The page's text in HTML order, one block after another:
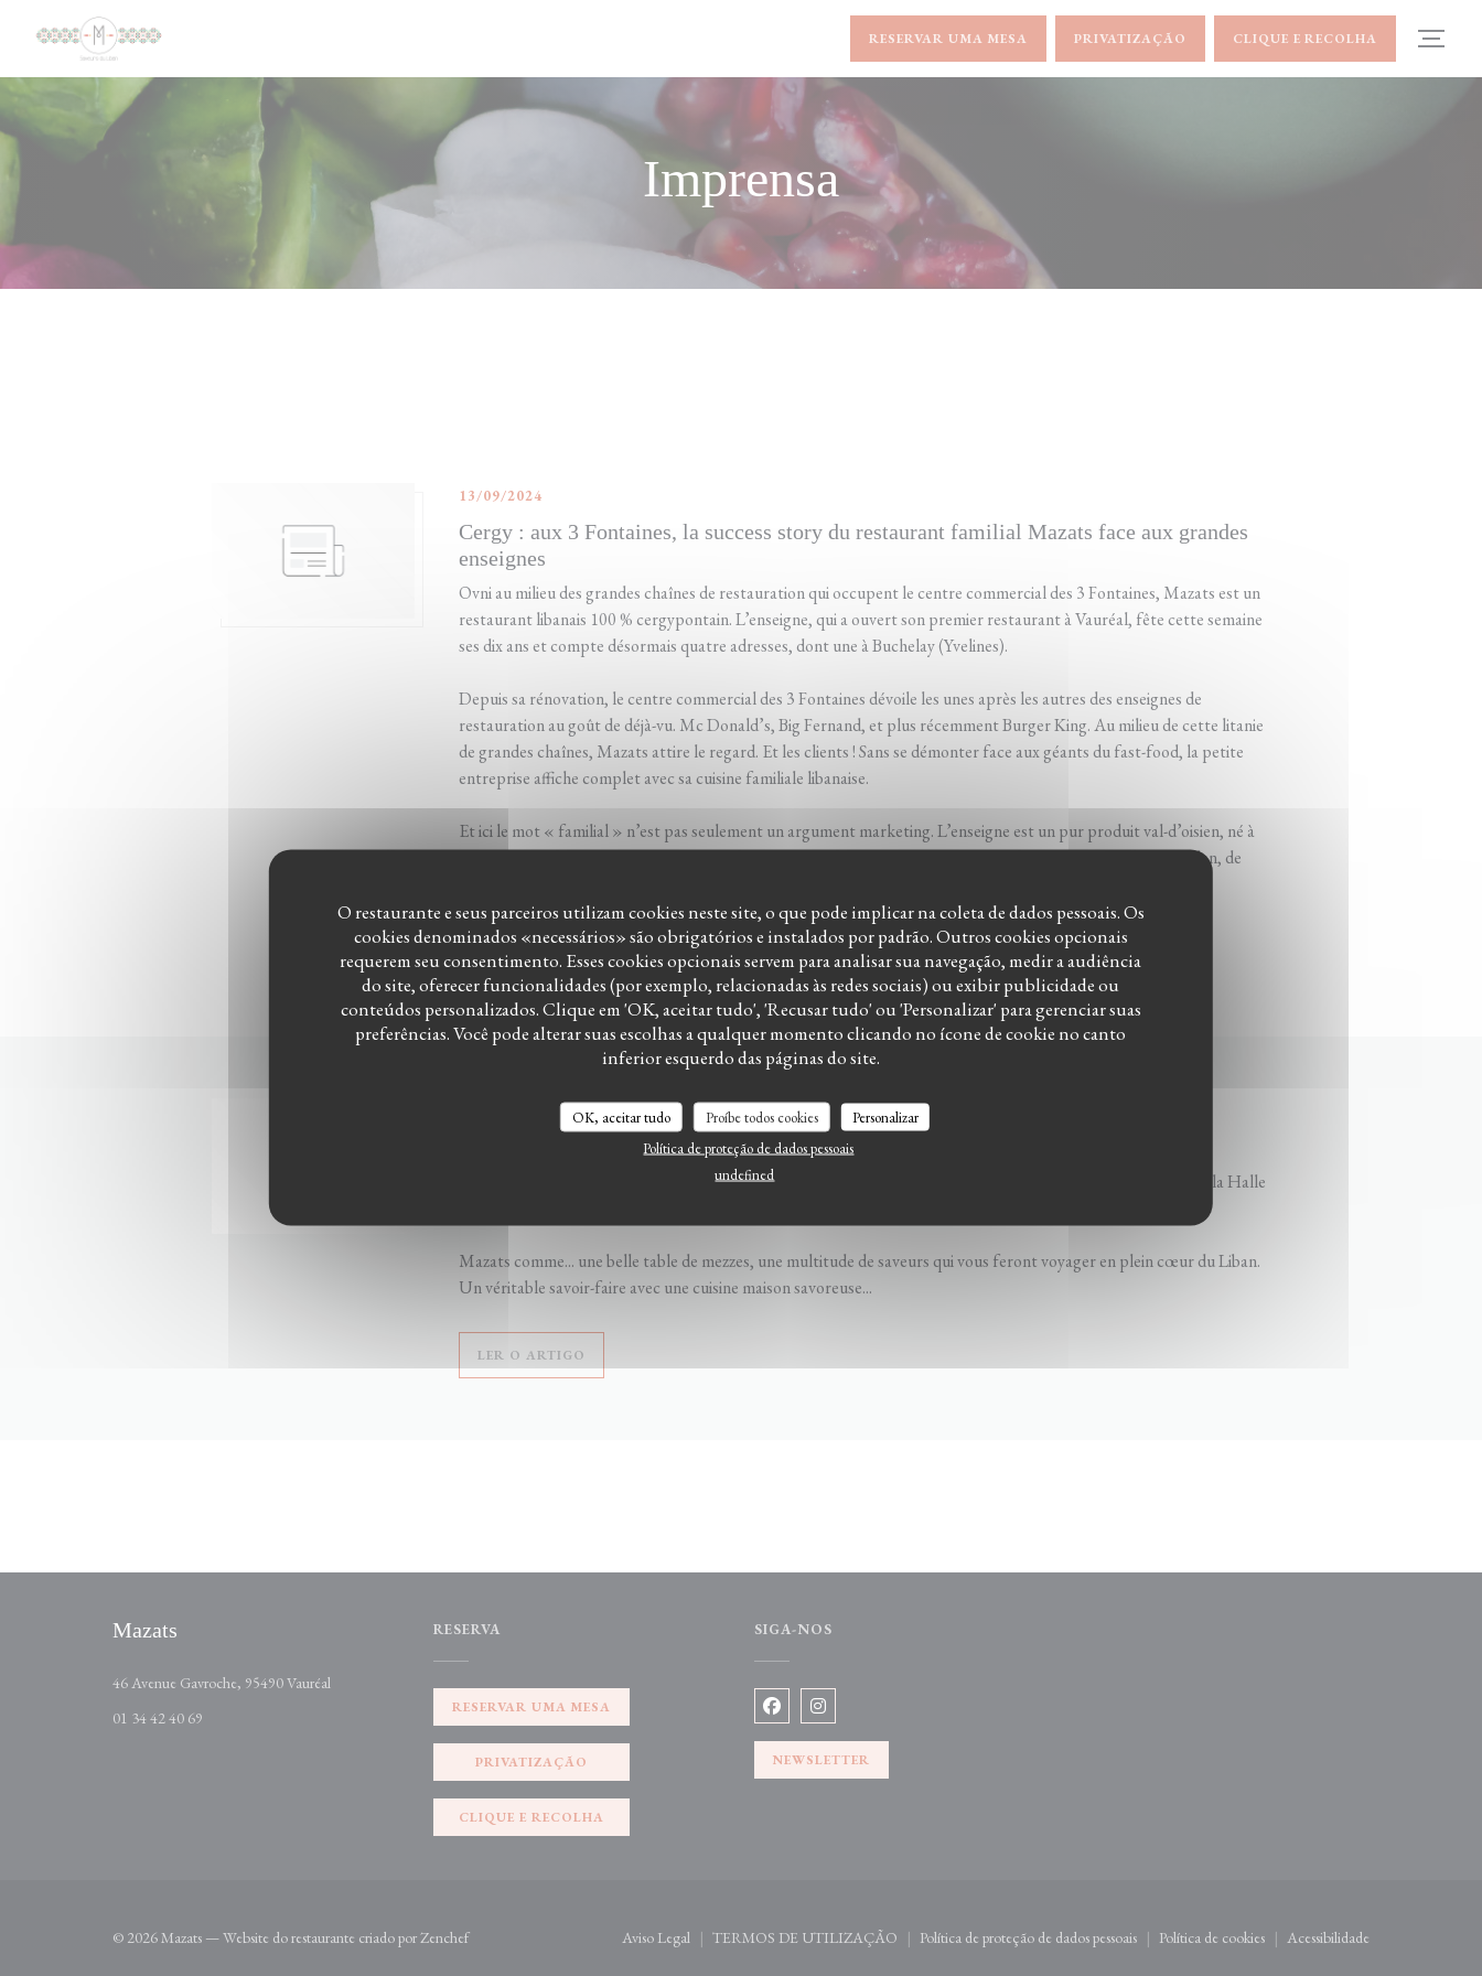
Painel de Gerenciamento de Cookies
O restaurante e seus parceiros utilizam cookies neste site, o que pode implicar na coleta de dados pessoais. Os
cookies denominados «necessários» são obrigatórios e instalados por padrão. Outros cookies opcionais
requerem seu consentimento. Esses cookies opcionais servem para analisar sua navegação, medir a audiência
do site, oferecer funcionalidades (por exemplo, relacionadas às redes sociais) ou exibir publicidade ou
conteúdos personalizados. Clique em 'OK, aceitar tudo', 'Recusar tudo' ou 'Personalizar' para gerenciar suas
preferências. Você pode alterar suas escolhas a qualquer momento clicando no ícone de cookie no canto
inferior esquerdo das páginas do site.
OK, aceitar tudo Proíbe todos cookies
Personalizar
Política de proteção de dados pessoais
undefined
RESERVAR UMA MESA PRIVATIZAÇÃO CLIQUE E RECOLHA
Imprensa
Cergy : aux 3 Fontaines, la success story du restaurant familial Mazats face aux grandes
enseignes
13/09/2024
Ovni au milieu des grandes chaînes de restauration qui occupent le centre commercial des 3 Fontaines, Mazats est un
restaurant libanais 100 % cergypontain. L’enseigne, qui a ouvert son premier restaurant à Vauréal, fête cette semaine
ses dix ans et compte désormais quatre adresses, dont une à Buchelay (Yvelines).
Depuis sa rénovation, le centre commercial des 3 Fontaines dévoile les unes après les autres des enseignes de
restauration au goût de déjà-vu. Mc Donald’s, Big Fernand, et plus récemment Burger King. Au milieu de cette litanie
de grandes chaînes, Mazats attire le regard. Et les clients ! Sans se démonter face aux géants du fast-food, la petite
entreprise affiche complet avec sa cuisine familiale libanaise.
Et ici le mot « familial » n’est pas seulement un argument marketing. L’enseigne est un pur produit val-d’oisien, né à
Cergy-Pontoise (Val-d’Oise), des efforts et de l’imagination d’une fratrie avec leurs parents. La famille Dandan, de
LER O ARTIGO ((ABRE NUMA NOVA JANELA))
MAZATS : Cuisine libanaise
Alexandre franco libanais propose des plats typiquement libanais dans 3 restaurants en région parisienne et à la Halle
Mazats comme... une belle table de mezzes, une multitude de saveurs qui vous feront voyager en plein cœur du Liban.
Un véritable savoir-faire avec une cuisine maison savoreuse...
LER O ARTIGO
Mazats
46 Avenue Gavroche, 95490 Vauréal
01 34 42 40 69
RESERVA
RESERVAR UMA MESA
PRIVATIZAÇÃO
CLIQUE E RECOLHA
SIGA-NOS
Facebook ((abre numa nova janela))
Instagram ((abre numa nova janela))
NEWSLETTER
© 2026 Mazats — Website do restaurante criado porZenchef((abre numa nova janela)) Aviso Legal
((abre numa nova janela))
TERMOS DE UTILIZAÇÃO
((abre numa nova janela))
Política de proteção de dados pessoais
((abre numa nova janela))
Política de cookies
((abre numa nova janela))
Acessibilidade
((abre numa nova janela))